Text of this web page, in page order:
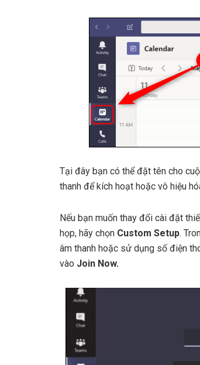
Tại đây bạn có thể đặt tên cho
thanh để kích hoạt hoặc vô hiệu
Nếu bạn muốn thay đổi cài đặt
họp, hãy chọn Custom Setup.
âm thanh hoặc sử dụng số điện
vào Join Now.